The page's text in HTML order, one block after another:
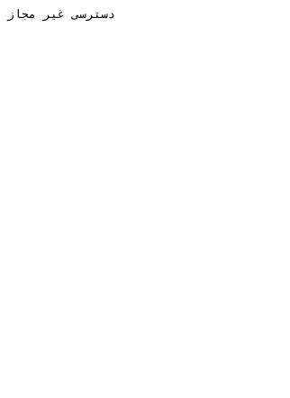
دسترسی غیر مجاز